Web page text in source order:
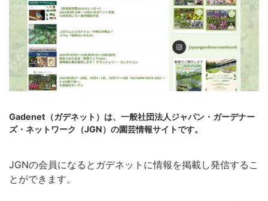
Gadenet（ガデネット）は、一般社団法人ジャパン・ガーデナー
ズ・ネットワーク（JGN）の園芸情報サイトです。
JGNの会員になるとガデネットに情報を掲載し発信するこ
とができます。